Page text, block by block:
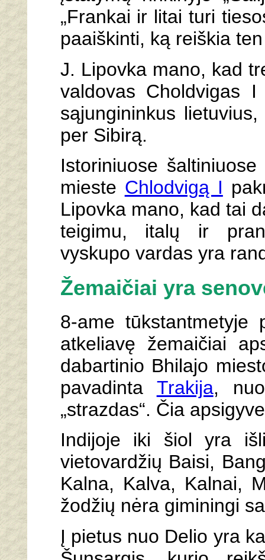
„Frankai ir litai turi
paaiškinti, ką reiškia
J. Lipovka mano, kad
valdovas Choldvigas
sąjungininkus
per Sibirą.
Istoriniuose
mieste Chlodvigą I
Lipovka mano, kad tai
teigimu, italų ir
vyskupo vardas yra
Žemaičiai yra
8-ame
atkeliavę žemaičiai
dabartinio Bhilajo
pavadinta Trakija,
„strazdas“. Čia
Indijoje iki šiol yra
vietovardžių Baisi,
Kalna, Kalva, Kalnai,
žodžių nėra giminingi
Į pietus nuo Delio yra